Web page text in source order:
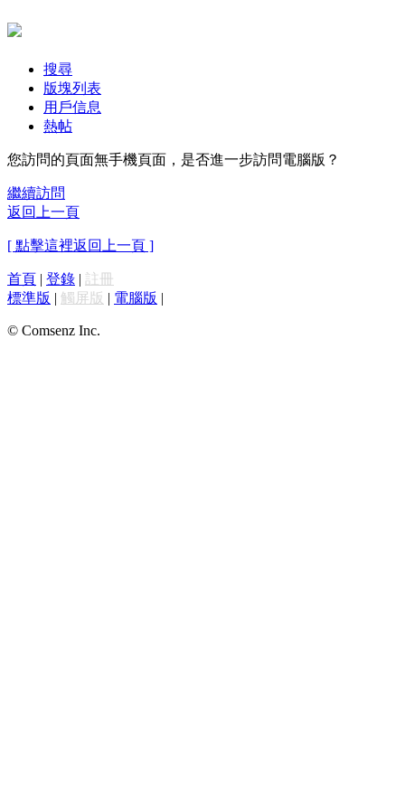
搜尋
版塊列表
用戶信息
熱帖
您訪問的頁面無手機頁面，是否進一步訪問電腦版？
繼續訪問
返回上一頁
[ 點擊這裡返回上一頁 ]
首頁 | 登錄 | 註冊
標準版 | 觸屏版 | 電腦版 |
© Comsenz Inc.